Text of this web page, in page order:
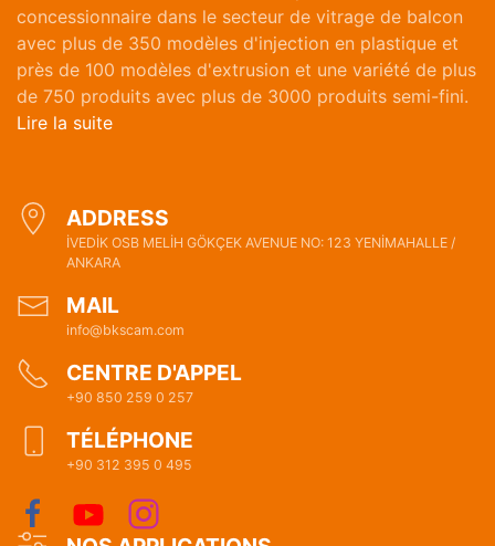
concessionnaire dans le secteur de vitrage de balcon
avec plus de 350 modèles d'injection en plastique et
près de 100 modèles d'extrusion et une variété de plus
de 750 produits avec plus de 3000 produits semi-fini.
Lire la suite
ADDRESS
İVEDİK OSB MELİH GÖKÇEK AVENUE NO: 123 YENİMAHALLE /
ANKARA
MAIL
info@bkscam.com
CENTRE D'APPEL
+90 850 259 0 257
TÉLÉPHONE
+90 312 395 0 495